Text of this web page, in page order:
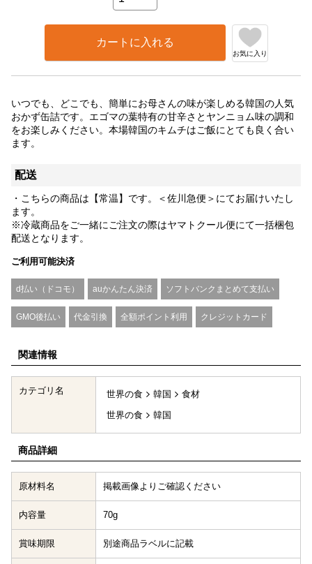
カートに入れる
お気に入り
いつでも、どこでも、簡単にお母さんの味が楽しめる韓国の人気
おかず缶詰です。エゴマの葉特有の甘辛さとヤンニョム味の調和
をお楽しみください。本場韓国のキムチはご飯にとても良く合い
ます。
配送
・こちらの商品は【常温】です。＜佐川急便＞にてお届けいたし
ます。
※冷蔵商品をご一緒にご注文の際はヤマトクール便にて一括梱包
配送となります。
ご利用可能決済
d払い（ドコモ） auかんたん決済 ソフトバンクまとめて支払い
GMO後払い 代金引換 全額ポイント利用 クレジットカード
関連情報
カテゴリ名 世界の食 韓国
食材
世界の食
韓国
商品詳細
原材料名 掲載画像よりご確認ください
内容量 70g
賞味期限 別途商品ラベルに記載